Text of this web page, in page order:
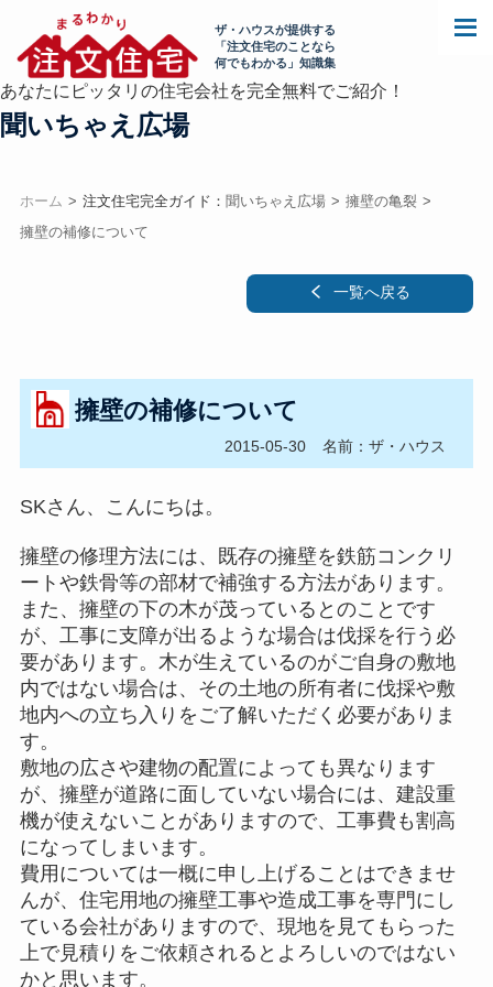
ザ・ハウスが提供する
「注文住宅のことなら
何でもわかる」知識集
あなたにピッタリの住宅会社を完全無料でご紹介！
聞いちゃえ広場
ホーム 注文住宅完全ガイド： 聞いちゃえ広場
擁壁の亀裂
擁壁の補修について
一覧へ戻る
擁壁の補修について
2015-05-30 名前：ザ・ハウス
SKさん、こんにちは。
擁壁の修理方法には、既存の擁壁を鉄筋コンクリ
ートや鉄骨等の部材で補強する方法があります。
また、擁壁の下の木が茂っているとのことです
が、工事に支障が出るような場合は伐採を行う必
要があります。木が生えているのがご自身の敷地
内ではない場合は、その土地の所有者に伐採や敷
地内への立ち入りをご了解いただく必要がありま
す。
敷地の広さや建物の配置によっても異なります
が、擁壁が道路に面していない場合には、建設重
機が使えないことがありますので、工事費も割高
になってしまいます。
費用については一概に申し上げることはできませ
んが、住宅用地の擁壁工事や造成工事を専門にし
ている会社がありますので、現地を見てもらった
上で見積りをご依頼されるとよろしいのではない
かと思います。